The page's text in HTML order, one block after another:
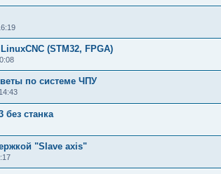
(STM32, FPGA)
по системе ЧПУ
без станка
"Slave axis"